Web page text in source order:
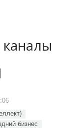
каналы
бизнес